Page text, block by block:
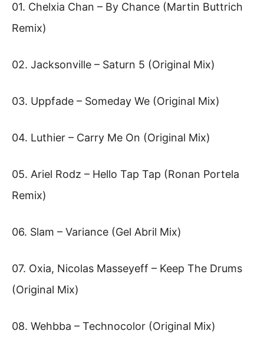
01. Chelxia Chan – By Chance (Martin Buttrich
Remix)
02. Jacksonville – Saturn 5 (Original Mix)
03. Uppfade – Someday We (Original Mix)
04. Luthier – Carry Me On (Original Mix)
05. Ariel Rodz – Hello Tap Tap (Ronan Portela
Remix)
06. Slam – Variance (Gel Abril Mix)
07. Oxia, Nicolas Masseyeff – Keep The Drums
(Original Mix)
08. Wehbba – Technocolor (Original Mix)